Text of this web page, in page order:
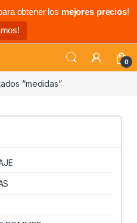
obtener los mejores precios!
0
“medidas”